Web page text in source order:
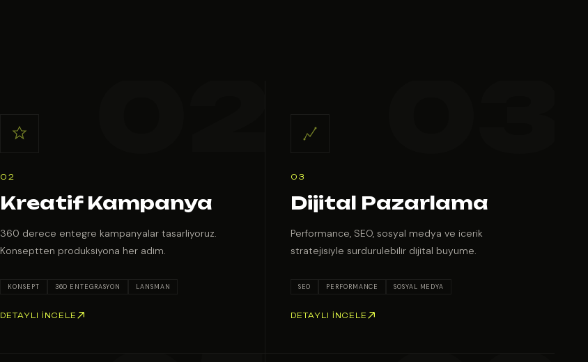
02
Kreatif Kampanya
360 derece entegre kampanyalar tasarliyoruz.
Konseptten produksiyona her adim.
KONSEPT 360 ENTEGRASYON LANSMAN
DETAYLI İNCELE
03
Dijital Pazarlama
Performance, SEO, sosyal medya ve icerik
stratejisiyle surdurulebilir dijital buyume.
SEO PERFORMANCE SOSYAL MEDYA
DETAYLI İNCELE